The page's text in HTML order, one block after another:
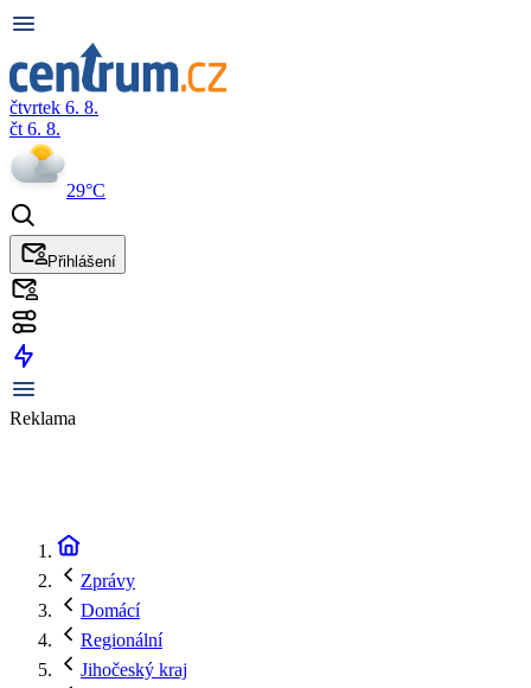
čtvrtek 6. 8.
čt 6. 8.
29°C
Přihlášení
Reklama
Zprávy
Domácí
Regionální
Jihočeský kraj